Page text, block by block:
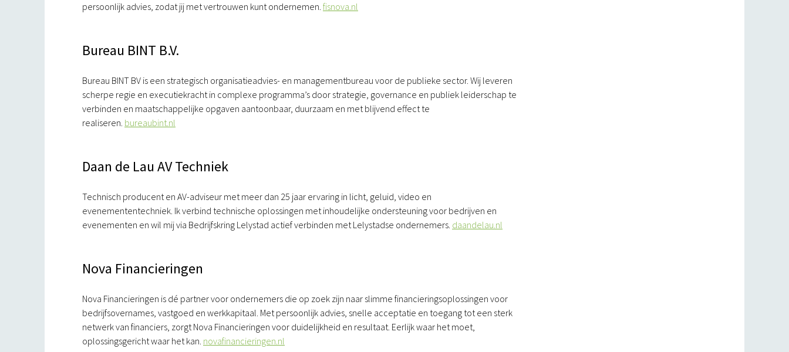
persoonlijk advies, zodat jij met vertrouwen kunt ondernemen. fisnova.nl
Bureau BINT B.V.
Bureau BINT BV is een strategisch organisatieadvies- en managementbureau voor de publieke sector. Wij leveren
scherpe regie en executiekracht in complexe programma’s door strategie, governance en publiek leiderschap te
verbinden en maatschappelijke opgaven aantoonbaar, duurzaam en met blijvend effect te
realiseren. bureaubint.nl
Daan de Lau AV Techniek
Technisch producent en AV-adviseur met meer dan 25 jaar ervaring in licht, geluid, video en
evenemententechniek. Ik verbind technische oplossingen met inhoudelijke ondersteuning voor bedrijven en
evenementen en wil mij via Bedrijfskring Lelystad actief verbinden met Lelystadse ondernemers. daandelau.nl
Nova Financieringen
Nova Financieringen is dé partner voor ondernemers die op zoek zijn naar slimme financieringsoplossingen voor
bedrijfsovernames, vastgoed en werkkapitaal. Met persoonlijk advies, snelle acceptatie en toegang tot een sterk
netwerk van financiers, zorgt Nova Financieringen voor duidelijkheid en resultaat. Eerlijk waar het moet,
oplossingsgericht waar het kan. novafinancieringen.nl